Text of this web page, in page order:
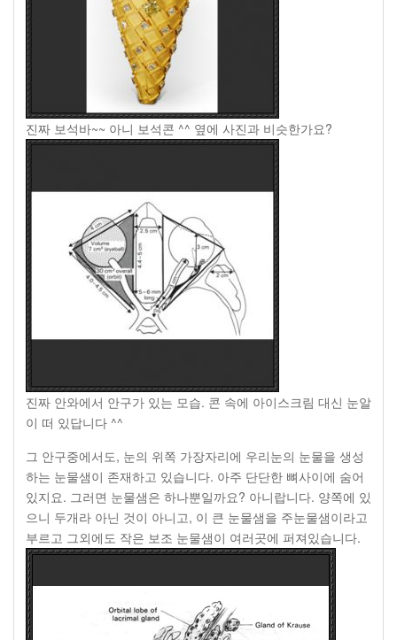
진짜 보석바~~ 아니 보석콘 ^^ 옆에 사진과 비슷한가요?
진짜 안와에서 안구가 있는 모습. 콘 속에 아이스크림 대신 눈알
이 떠 있답니다 ^^
그 안구중에서도, 눈의 위쪽 가장자리에 우리눈의 눈물을 생성
하는 눈물샘이 존재하고 있습니다. 아주 단단한 뼈사이에 숨어
있지요. 그러면 눈물샘은 하나뿐일까요? 아니랍니다. 양쪽에 있
으니 두개라 아닌 것이 아니고, 이 큰 눈물샘을 주눈물샘이라고
부르고 그외에도 작은 보조 눈물샘이 여러곳에 퍼져있습니다.